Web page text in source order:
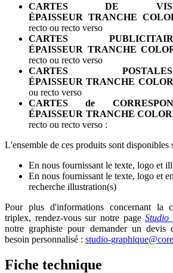
CARTES DE
ÉPAISSEUR TRANCHE
recto ou recto verso
CARTES
ÉPAISSEUR TRANCHE
recto ou recto verso
CARTES
ÉPAISSEUR TRANCHE
ou recto verso
CARTES de
ÉPAISSEUR TRANCHE
recto ou recto verso :
L'ensemble de ces produits sont disponibles
En nous fournissant le texte, logo et
En nous fournissant le texte, logo et
recherche illustration(s)
Pour plus d'informations concernant la
triplex, rendez-vous sur notre pageStudio
notre graphiste pour demander un devis
besoin personnalisé : studio-
Fiche technique